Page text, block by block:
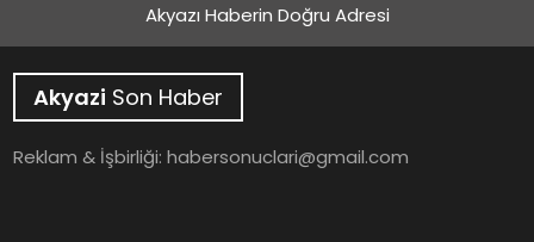
YAŞAM
Akyazı Haberin Doğru Adresi
Akyazi Son Haber
Reklam & İşbirliği:habersonuclari@gmail.com